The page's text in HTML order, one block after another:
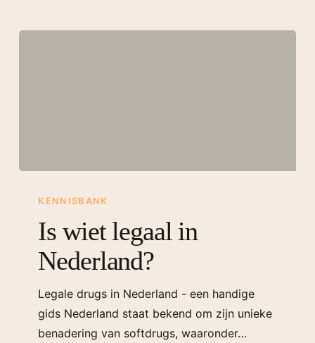
KENNISBANK
Is wiet legaal in
Nederland?
Legale drugs in Nederland - een handige
gids Nederland staat bekend om zijn unieke
benadering van softdrugs, waaronder…